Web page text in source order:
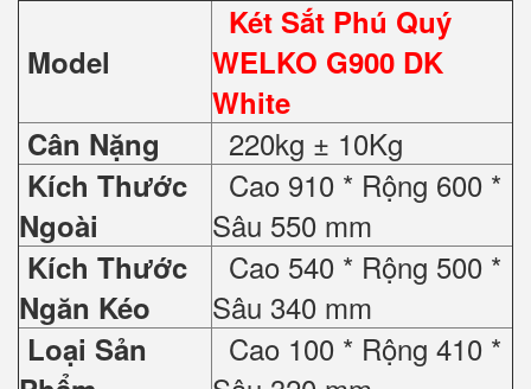
Model
Két Sắt Phú Quý
WELKO G900 DK
White
Cân Nặng
220kg ± 10Kg
Kích Thước
Ngoài
Cao 910 * Rộng 600 *
Sâu 550 mm
Kích Thước
Ngăn Kéo
Cao 540 * Rộng 500 *
Sâu 340 mm
Loại Sản
Cao 100 * Rộng 410 *